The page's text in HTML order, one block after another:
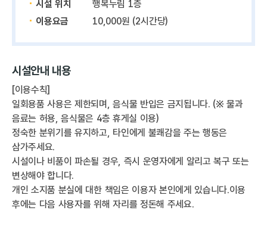
시설 위치
행복누림 1층
이용요금
10,000원 (2시간당)
시설안내 내용
[이용수칙]
일회용품 사용은 제한되며, 음식물 반입은 금지됩니다. (※ 물과
음료는 허용, 음식물은 4층 휴게실 이용)
정숙한 분위기를 유지하고, 타인에게 불쾌감을 주는 행동은
삼가주세요.
시설이나 비품이 파손될 경우, 즉시 운영자에게 알리고 복구 또는
변상해야 합니다.
개인 소지품 분실에 대한 책임은 이용자 본인에게 있습니다.이용
후에는 다음 사용자를 위해 자리를 정돈해 주세요.